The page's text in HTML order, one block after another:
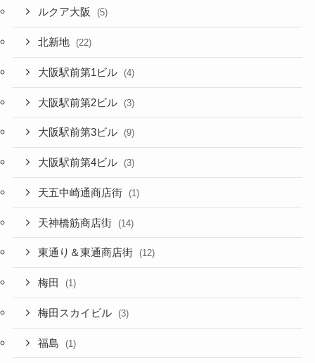
ルクア大阪 (5)
北新地 (22)
大阪駅前第1ビル (4)
大阪駅前第2ビル (3)
大阪駅前第3ビル (9)
大阪駅前第4ビル (3)
天五中崎通商店街 (1)
天神橋筋商店街 (14)
東通り＆東通商店街 (12)
梅田 (1)
梅田スカイビル (3)
福島 (1)